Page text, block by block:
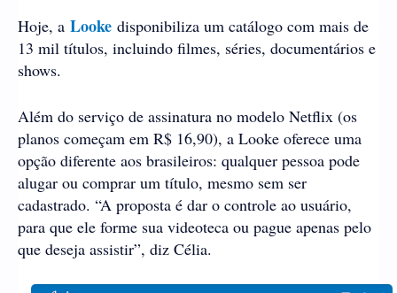
Hoje, a Looke disponibiliza um catálogo com mais de
13 mil títulos, incluindo filmes, séries, documentários e
shows.
Além do serviço de assinatura no modelo Netflix (os
planos começam em R$ 16,90), a Looke oferece uma
opção diferente aos brasileiros: qualquer pessoa pode
alugar ou comprar um título, mesmo sem ser
cadastrado. “A proposta é dar o controle ao usuário,
para que ele forme sua videoteca ou pague apenas pelo
que deseja assistir”, diz Célia.